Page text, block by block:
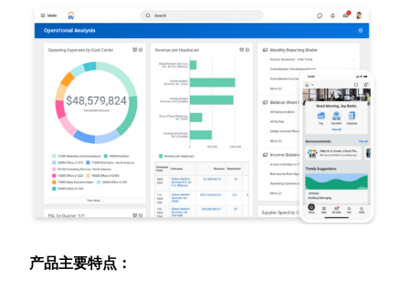
产品主要特点：